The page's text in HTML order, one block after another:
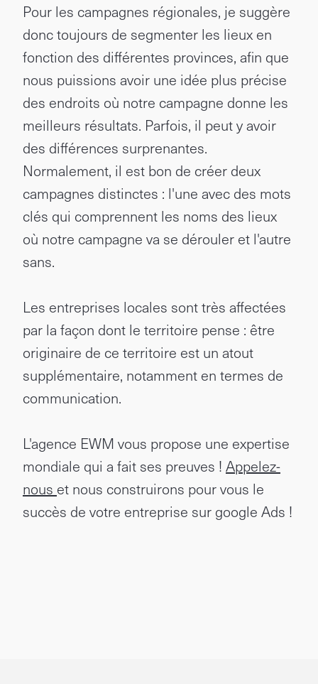
Pour les campagnes régionales, je suggère
donc toujours de segmenter les lieux en
fonction des différentes provinces, afin que
nous puissions avoir une idée plus précise
des endroits où notre campagne donne les
meilleurs résultats. Parfois, il peut y avoir
des différences surprenantes.
Normalement, il est bon de créer deux
campagnes distinctes : l'une avec des mots
clés qui comprennent les noms des lieux
où notre campagne va se dérouler et l'autre
sans.
Les entreprises locales sont très affectées
par la façon dont le territoire pense : être
originaire de ce territoire est un atout
supplémentaire, notamment en termes de
communication.
L'agence EWM vous propose une expertise
mondiale qui a fait ses preuves ! Appelez-
nous et nous construirons pour vous le
succès de votre entreprise sur google Ads !